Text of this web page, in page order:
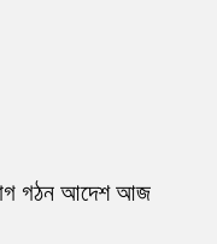
গঠন আদেশ আজ